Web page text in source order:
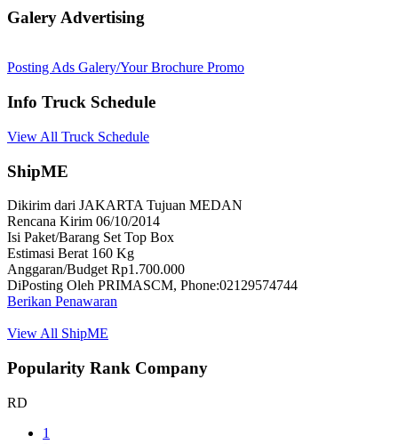
Galery Advertising
Posting Ads Galery/Your Brochure Promo
Info Truck Schedule
View All Truck Schedule
ShipME
Dikirim dari JAKARTA Tujuan MEDAN
Rencana Kirim 06/10/2014
Isi Paket/Barang Set Top Box
Estimasi Berat 160 Kg
Anggaran/Budget Rp1.700.000
DiPosting Oleh PRIMASCM, Phone:02129574744
Berikan Penawaran
View All ShipME
Popularity Rank Company
RD
1